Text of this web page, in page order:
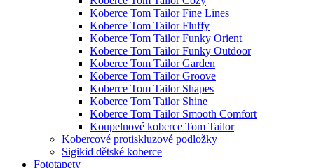
Koberce Tom Tailor Fine Lines
Koberce Tom Tailor Fluffy
Koberce Tom Tailor Funky Orient
Koberce Tom Tailor Funky Outdoor
Koberce Tom Tailor Garden
Koberce Tom Tailor Groove
Koberce Tom Tailor Shapes
Koberce Tom Tailor Shine
Koberce Tom Tailor Smooth Comfort
Koupelnové koberce Tom Tailor
Kobercové protiskluzové podložky
Sigikid dětské koberce
Fototapety